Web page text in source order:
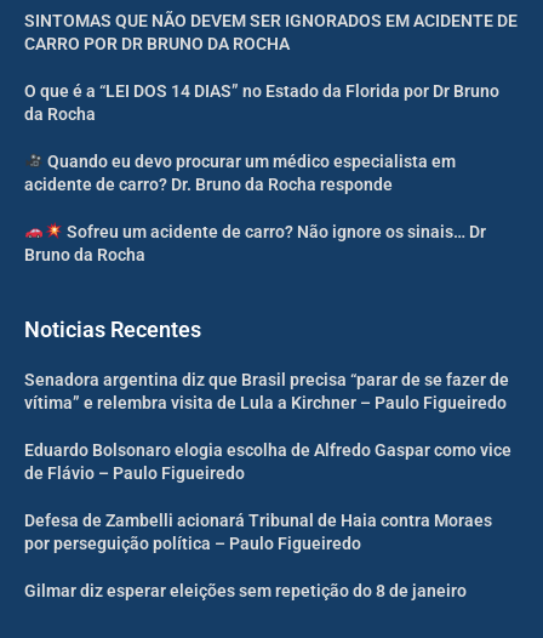
SINTOMAS QUE NÃO DEVEM SER IGNORADOS EM ACIDENTE DE
CARRO POR DR BRUNO DA ROCHA
O que é a “LEI DOS 14 DIAS” no Estado da Florida por Dr Bruno
da Rocha
Quando eu devo procurar um médico especialista em
acidente de carro? Dr. Bruno da Rocha responde
Sofreu um acidente de carro? Não ignore os sinais… Dr
Bruno da Rocha
Noticias Recentes
Senadora argentina diz que Brasil precisa “parar de se fazer de
vítima” e relembra visita de Lula a Kirchner – Paulo Figueiredo
Eduardo Bolsonaro elogia escolha de Alfredo Gaspar como vice
de Flávio – Paulo Figueiredo
Defesa de Zambelli acionará Tribunal de Haia contra Moraes
por perseguição política – Paulo Figueiredo
Gilmar diz esperar eleições sem repetição do 8 de janeiro